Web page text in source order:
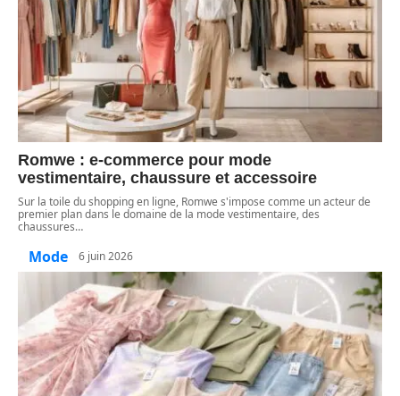
Romwe : e-commerce pour mode
vestimentaire, chaussure et accessoire
Sur la toile du shopping en ligne, Romwe s'impose comme un acteur de
premier plan dans le domaine de la mode vestimentaire, des
chaussures…
Mode 6 juin 2026